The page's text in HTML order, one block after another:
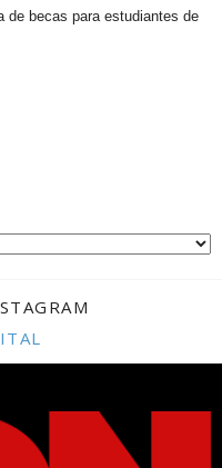
de becas para estudiantes de